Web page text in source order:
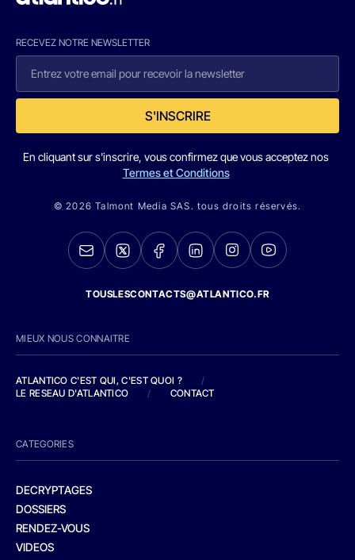
RECEVEZ NOTRE NEWSLETTER
S'INSCRIRE
En cliquant sur s'inscrire, vous confirmez que vous acceptez nos
Termes et Conditions
© 2026 Talmont Media SAS. tous droits réservés.
TOUSLESCONTACTS@ATLANTICO.FR
MIEUX NOUS CONNAITRE
ATLANTICO C'EST QUI, C'EST QUOI ?
/
LE RESEAU D'ATLANTICO
/ CONTACT
CATEGORIES
DECRYPTAGES
DOSSIERS
RENDEZ-VOUS
VIDEOS